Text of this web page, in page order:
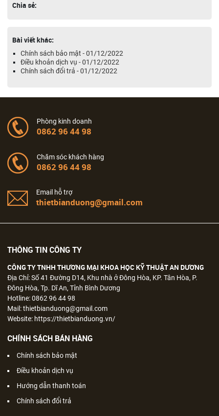
Chia sẻ:
Bài viết khác:
Chính sách bảo mật - 01/12/2022
Điều khoản dịch vụ - 01/12/2022
Chính sách đổi trả - 01/12/2022
Phòng kinh doanh
0862 96 44 98
Chăm sóc khách hàng
0862 96 44 98
Email hỗ trợ
thietbianduong@gmail.com
THÔNG TIN CÔNG TY
CÔNG TY TNHH THƯƠNG MẠI KHOA HỌC KỸ THUẬT AN DƯƠNG
Địa Chỉ: Số 41 Đường D14, Khu nhà ở Đông Hòa, KP. Tân Hòa, P.
Đông Hòa, Tp. Dĩ An, Tỉnh Bình Dương
Hotline: 0862 96 44 98
Mail: thietbianduong@gmail.com
Website: https://thietbianduong.vn/
CHÍNH SÁCH BÁN HÀNG
Chính sách bảo mật
Điều khoản dịch vụ
Hướng dẫn thanh toán
Chính sách đổi trả